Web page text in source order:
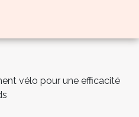
vélo pour une efficacité